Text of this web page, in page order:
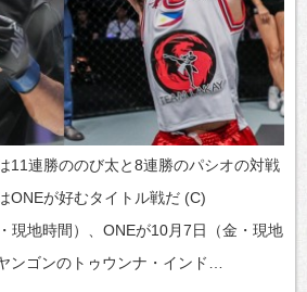
11連勝ののび太と8連勝のパシオの対戦
ONEが好むタイトル戦だ (C)
現地時間）、ONEが10月7日（金・現地
ンゴンのトゥウンナ・インド…